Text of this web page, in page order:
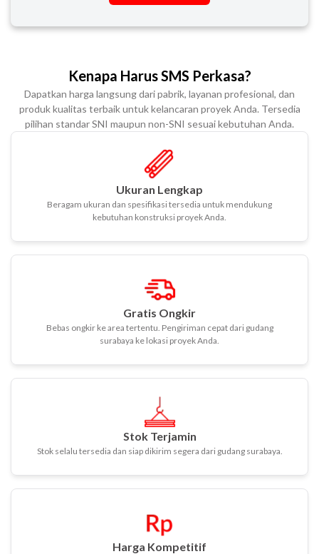
Kenapa Harus SMS Perkasa?
Dapatkan harga langsung dari pabrik, layanan profesional, dan
produk kualitas terbaik untuk kelancaran proyek Anda. Tersedia
pilihan standar SNI maupun non-SNI sesuai kebutuhan Anda.
Ukuran Lengkap
Beragam ukuran dan spesifikasi tersedia untuk mendukung
kebutuhan konstruksi proyek Anda.
Gratis Ongkir
Bebas ongkir ke area tertentu. Pengiriman cepat dari gudang
surabaya ke lokasi proyek Anda.
Stok Terjamin
Stok selalu tersedia dan siap dikirim segera dari gudang surabaya.
Harga Kompetitif